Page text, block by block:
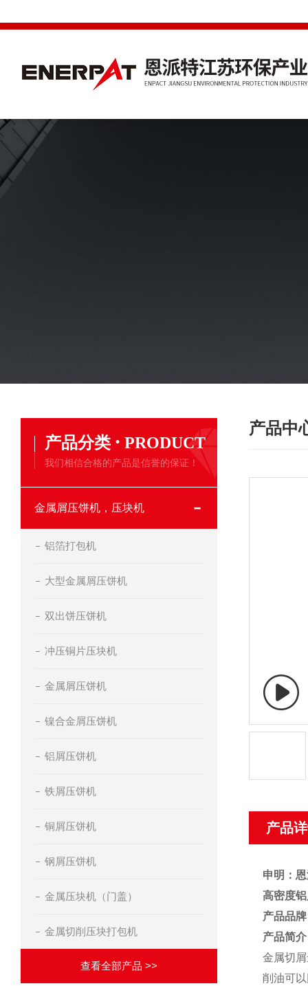
产品分类 · PRODUCT
我们相信合格的产品是信誉的保证！
金属屑压饼机，压块机
铝箔打包机
大型金属屑压饼机
双出饼压饼机
冲压铜片压块机
金属屑压饼机
镍合金屑压饼机
铝屑压饼机
铁屑压饼机
铜屑压饼机
钢屑压饼机
金属压块机（门盖）
金属切削压块打包机
查看全部产品 >>
产品中
产品
申明：
高密度
产品品
产品简
金属切
削油可